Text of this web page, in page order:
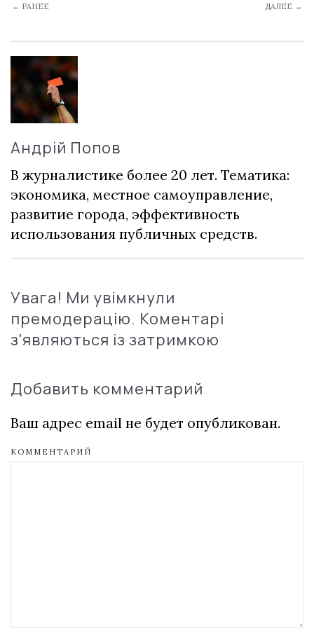
← РАНЕЕ ДАЛЕЕ →
Андрій Попов
В журналистике более 20 лет. Тематика:
экономика, местное самоуправление,
развитие города, эффективность
использования публичных средств.
Увага! Ми увімкнули
премодерацію. Коментарі
з'являються із затримкою
Добавить комментарий
Ваш адрес email не будет опубликован.
КОММЕНТАРИЙ